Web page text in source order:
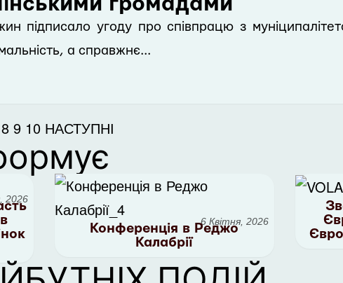
підписало угоду про співпрацю з
а справжнє...
8 9 10 НАСТУПНІ
2026
6 Квітня, 2026
Конференція в Реджо
Калабрії